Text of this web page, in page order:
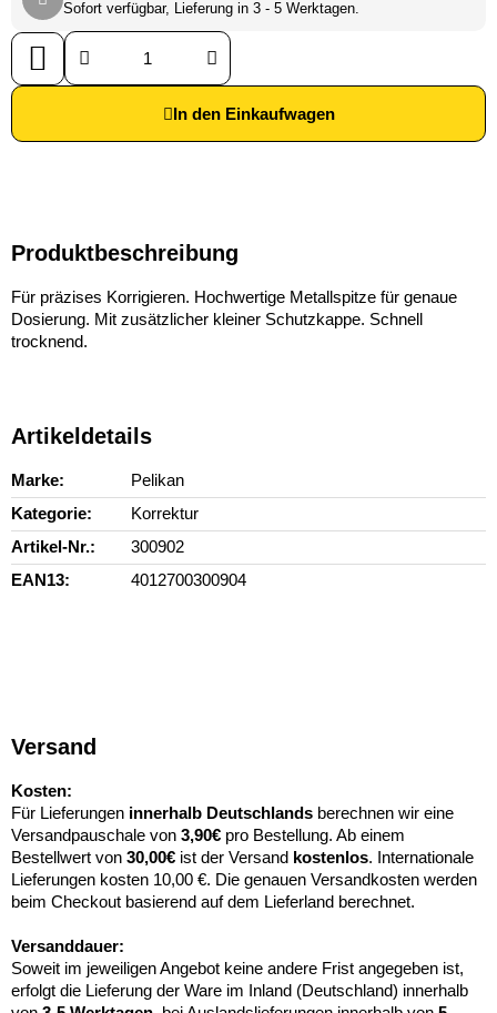
Sofort verfügbar, Lieferung in 3 - 5 Werktagen.
In den Einkaufwagen
Produktbeschreibung
Für präzises Korrigieren. Hochwertige Metallspitze für genaue
Dosierung. Mit zusätzlicher kleiner Schutzkappe. Schnell
trocknend.
Artikeldetails
Marke
Pelikan
Kategorie
Korrektur
Artikel-Nr.
300902
EAN13
4012700300904
Versand
Kosten:
Für Lieferungen innerhalb Deutschlands berechnen wir eine
Versandpauschale von 3,90€ pro Bestellung. Ab einem
Bestellwert von 30,00€ ist der Versand kostenlos. Internationale
Lieferungen kosten 10,00 €. Die genauen Versandkosten werden
beim Checkout basierend auf dem Lieferland berechnet.
Versanddauer:
Soweit im jeweiligen Angebot keine andere Frist angegeben ist,
erfolgt die Lieferung der Ware im Inland (Deutschland) innerhalb